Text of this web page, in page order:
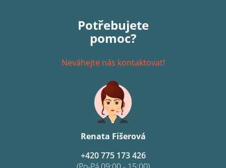
Potřebujete
pomoc?
Neváhejte nás kontaktovat!
Renata Fišerová
+420 775 173 426